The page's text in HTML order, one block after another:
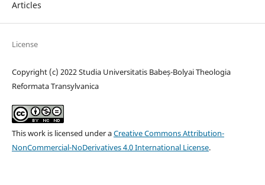
Articles
License
Copyright (c) 2022 Studia Universitatis Babeș-Bolyai Theologia
Reformata Transylvanica
This work is licensed under aCreative Commons Attribution-
NonCommercial-NoDerivatives 4.0 International License.